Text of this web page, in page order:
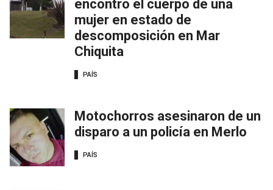
encontró el cuerpo de una
mujer en estado de
descomposición en Mar
Chiquita
PAÍS
Motochorros asesinaron de un
disparo a un policía en Merlo
PAÍS